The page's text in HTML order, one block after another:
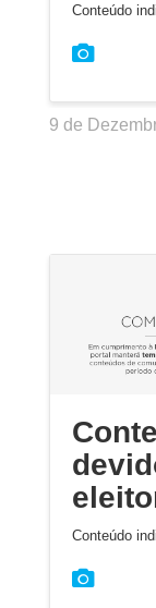
Conteúdo
9 de
Conteúdo